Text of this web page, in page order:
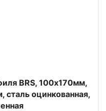
BRS, 100х170мм,
оцинкованная,